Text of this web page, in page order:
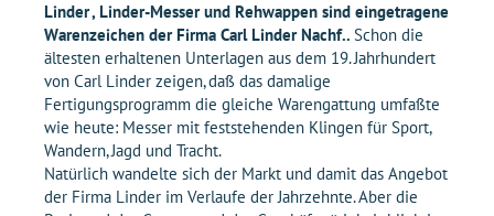
Linder , Linder-Messer und Rehwappen sind eingetragene
Warenzeichen der Firma Carl Linder Nachf.. Schon die
ältesten erhaltenen Unterlagen aus dem 19. Jahrhundert
von Carl Linder zeigen, daß das damalige
Fertigungsprogramm die gleiche Warengattung umfaßte
wie heute: Messer mit feststehenden Klingen für Sport,
Wandern, Jagd und Tracht.
Natürlich wandelte sich der Markt und damit das Angebot
der Firma Linder im Verlaufe der Jahrzehnte. Aber die